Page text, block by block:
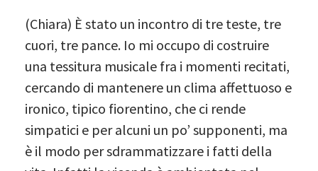
(Chiara) È stato un incontro di tre teste, tre
cuori, tre pance. Io mi occupo di costruire
una tessitura musicale fra i momenti recitati,
cercando di mantenere un clima affettuoso e
ironico, tipico fiorentino, che ci rende
simpatici e per alcuni un po’ supponenti, ma
è il modo per sdrammatizzare i fatti della